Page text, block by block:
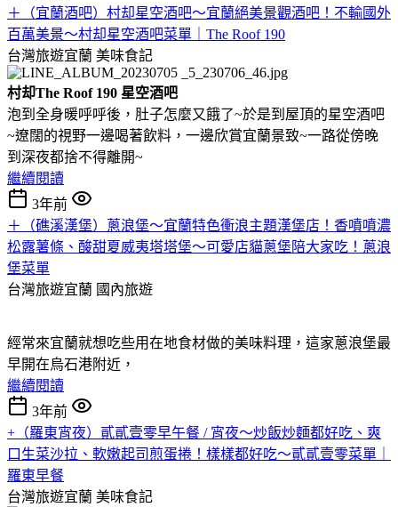
＋（宜蘭酒吧）村却星空酒吧～宜蘭絕美景觀酒吧！不輸國外
百萬美景～村却星空酒吧菜單｜The Roof 190
台灣旅遊宜蘭 美味食記
村却The Roof 190 星空酒吧
泡到全身暖呼呼後，肚子怎麼又餓了~於是到屋頂的星空酒吧
~遼闊的視野一邊喝著飲料，一邊欣賞宜蘭景致~一路從傍晚
到深夜都捨不得離開~
繼續閱讀
3年前
＋（礁溪漢堡）蔥浪堡～宜蘭特色衝浪主題漢堡店！香噴噴濃
松露薯條、酸甜夏威夷塔塔堡～可愛店貓蔥堡陪大家吃！蔥浪
堡菜單
台灣旅遊宜蘭 國內旅遊
經常來宜蘭就想吃些用在地食材做的美味料理，這家蔥浪堡最
早開在烏石港附近，
繼續閱讀
3年前
+（羅東宵夜）貳貳壹零早午餐 / 宵夜～炒飯炒麵都好吃、爽
口生菜沙拉、軟嫩起司煎蛋捲！樣樣都好吃～貳貳壹零菜單｜
羅東早餐
台灣旅遊宜蘭 美味食記